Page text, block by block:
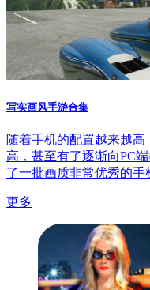
写实画风手游合集
随着手机的配置越来越
高，甚至有了逐渐向PC
了一批画质非常优秀的手
更多